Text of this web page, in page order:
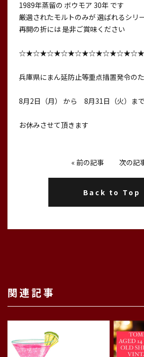
1989年蒸留の ボウモア 30年 です
厳選されたモルトのみが 選ばれるシリ
再開の折には 是非ご賞味ください
兵庫県にまん延防止等重点措置発令の
8月2日（月） から 8月31日（火）まで
お休みさせて頂きます
« 前の記事 次の記
Back to Top
関連記事